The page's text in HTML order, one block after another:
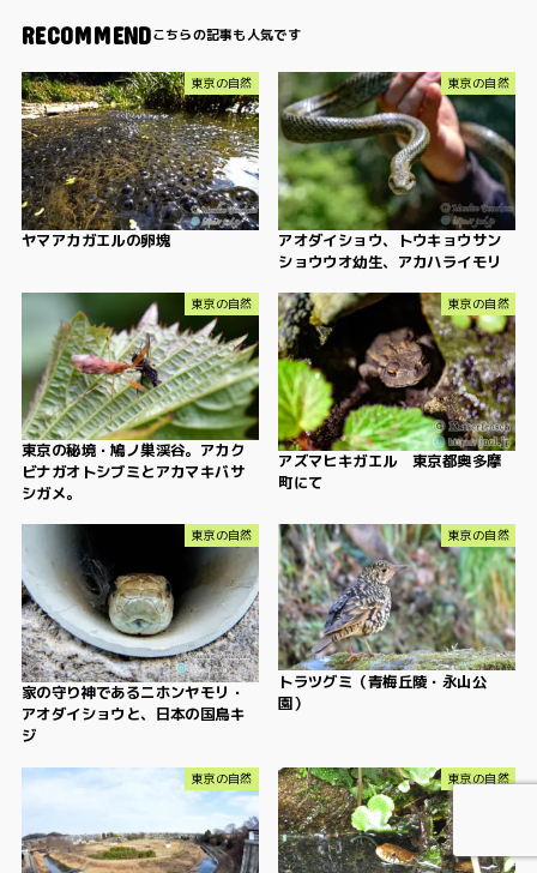
RECOMMEND
東京の自然
ヤマアカガエルの卵塊
東京の自然
アオダイショウ、トウキョウサン
ショウウオ幼生、アカハライモリ
東京の自然
東京の秘境・鳩ノ巣渓谷。アカク
ビナガオトシブミとアカマキバサ
シガメ。
東京の自然
アズマヒキガエル 東京都奥多摩
町にて
東京の自然
家の守り神であるニホンヤモリ・
アオダイショウと、日本の国鳥キ
ジ
東京の自然
トラツグミ（青梅丘陵・永山公
園）
東京の自然 東京の自然